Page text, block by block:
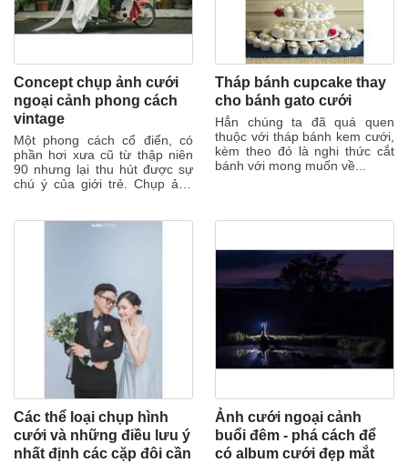
Concept chụp ảnh cưới
ngoại cảnh phong cách
vintage
Một phong cách cổ điển, có
phần hơi xưa cũ từ thập niên
90 nhưng lại thu hút được sự
chú ý của giới trẻ. Chụp ảnh
Tháp bánh cupcake thay
cho bánh gato cưới
Hẳn chúng ta đã quá quen
thuộc với tháp bánh kem cưới,
kèm theo đó là nghi thức cắt
bánh với mong muốn về...
Các thể loại chụp hình
cưới và những điều lưu ý
nhất định các cặp đôi cần
Ảnh cưới ngoại cảnh
buổi đêm - phá cách để
có album cưới đẹp mắt